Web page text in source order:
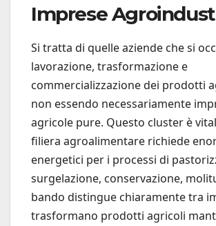
Imprese
Si tratta di quelle aziende che si
lavorazione, trasformazione e
commercializzazione dei prodotti
non essendo necessariamente
agricole pure. Questo cluster è
filiera agroalimentare richiede
energetici per i processi di
surgelazione, conservazione,
bando distingue chiaramente tra
trasformano prodotti agricoli